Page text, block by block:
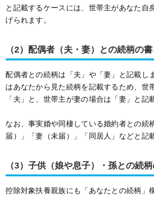
と記載するケースには、世帯主があなた自
げられます。
（2）配偶者（夫・妻）との続柄の
配偶者との続柄は「夫」や「妻」と記載し
はあなたから見た続柄を記載するため、世
「夫」と、世帯主が妻の場合は「妻」と記
なお、事実婚や同棲している婚約者との続
届）」「妻（未届）」「同居人」などと記
（3）子供（娘や息子）・孫との続
控除対象扶養親族にも「あなたとの続柄」